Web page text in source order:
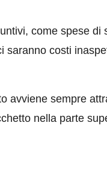
come spese di
saranno costi
avviene sempre
nella parte